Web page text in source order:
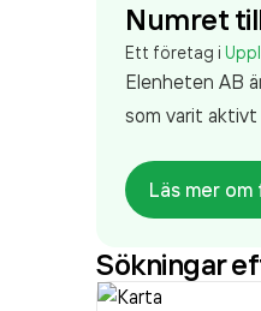
Numret
Ett företag i
Elenheten AB
som varit
Läs mer
Sökningar